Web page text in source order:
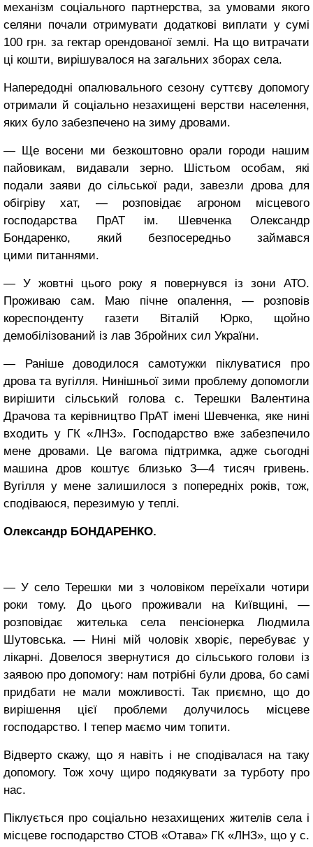
механізм соціального партнерства, за умовами якого
селяни почали отримувати додаткові виплати у сумі
100 грн. за гектар орендованої землі. На що витрачати
ці кошти, вирішувалося на загальних зборах села.
Напередодні опалювального сезону суттєву допомогу
отримали й соціально незахищені верстви населення,
яких було забезпечено на зиму дровами.
— Ще восени ми безкоштовно орали городи нашим
пайовикам, видавали зерно. Шістьом особам, які
подали заяви до сільської ради, завезли дрова для
обігріву хат, — розповідає агроном місцевого
господарства ПрАТ ім. Шевченка Олександр
Бондаренко, який безпосередньо займався
цими питаннями.
— У жовтні цього року я повернувся із зони АТО.
Проживаю сам. Маю пічне опалення, — розповів
кореспонденту газети Віталій Юрко, щойно
демобілізований із лав Збройних сил України.
— Раніше доводилося самотужки піклуватися про
дрова та вугілля. Нинішньої зими проблему допомогли
вирішити сільський голова с. Терешки Валентина
Драчова та керівництво ПрАТ імені Шевченка, яке нині
входить у ГК «ЛНЗ». Господарство вже забезпечило
мене дровами. Це вагома підтримка, адже сьогодні
машина дров коштує близько 3—4 тисяч гривень.
Вугілля у мене залишилося з попередніх років, тож,
сподіваюся, перезимую у теплі.
Олександр БОНДАРЕНКО.
— У село Терешки ми з чоловіком переїхали чотири
роки тому. До цього проживали на Київщині, —
розповідає жителька села пенсіонерка Людмила
Шутовська. — Нині мій чоловік хворіє, перебуває у
лікарні. Довелося звернутися до сільського голови із
заявою про допомогу: нам потрібні були дрова, бо самі
придбати не мали можливості. Так приємно, що до
вирішення цієї проблеми долучилось місцеве
господарство. І тепер маємо чим топити.
Відверто скажу, що я навіть і не сподівалася на таку
допомогу. Тож хочу щиро подякувати за турботу про
нас.
Піклується про соціально незахищених жителів села і
місцеве господарство СТОВ «Отава» ГК «ЛНЗ», що у с.